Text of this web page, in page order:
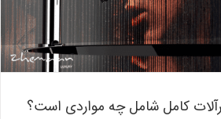
بلاگ
کامل شامل چه مواردی است؟